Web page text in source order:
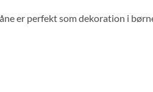
er perfekt som dekoration i